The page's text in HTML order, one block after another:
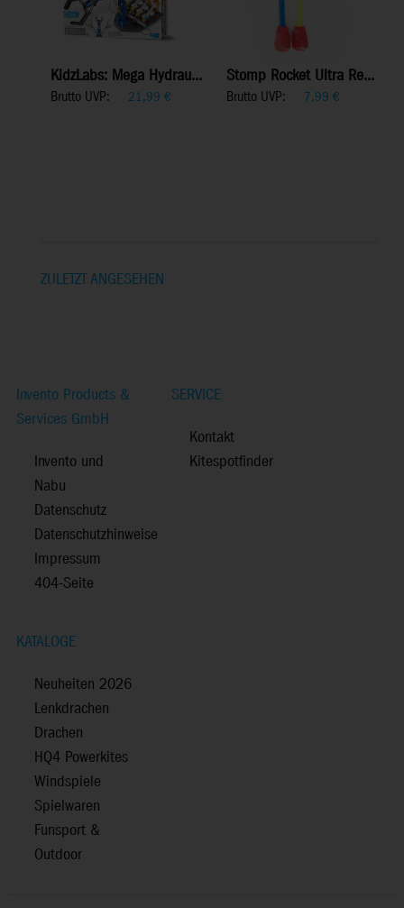
KidzLabs: Mega Hydrau...
Brutto UVP: 21,99 €
Stomp Rocket Ultra Re...
Brutto UVP: 7,99 €
ZULETZT ANGESEHEN
Invento Products &
Services GmbH
Invento und
Nabu
Datenschutz
Datenschutzhinweise
Impressum
404-Seite
SERVICE
Kontakt
Kitespotfinder
KATALOGE
Neuheiten 2026
Lenkdrachen
Drachen
HQ4 Powerkites
Windspiele
Spielwaren
Funsport &
Outdoor